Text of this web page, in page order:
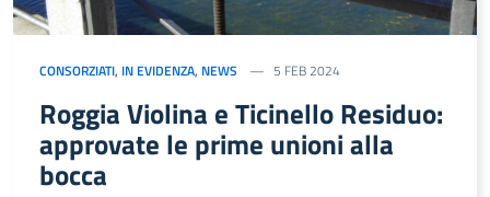
CONSORZIATI, IN EVIDENZA, NEWS 5 FEB 2024
Roggia Violina e Ticinello Residuo:
approvate le prime unioni alla
bocca